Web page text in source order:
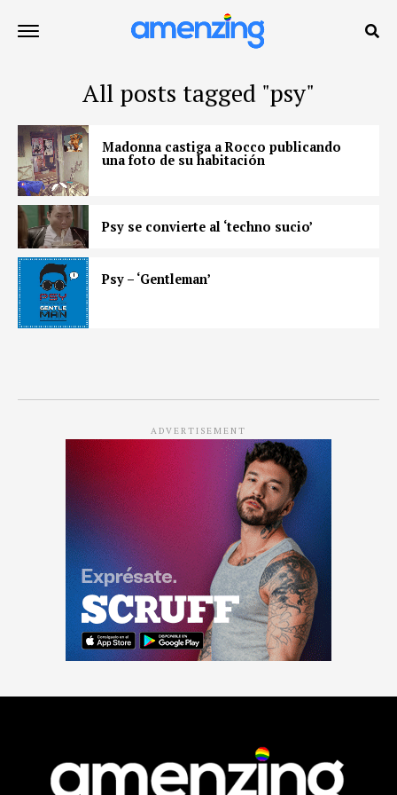
All posts tagged "psy"
Madonna castiga a Rocco publicando
una foto de su habitación
Psy se convierte al ‘techno sucio’
Psy – ‘Gentleman’
ADVERTISEMENT